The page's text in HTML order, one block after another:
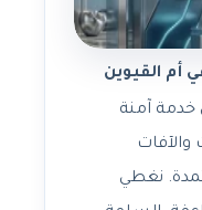
أم القيوين
آمنة
نغطي